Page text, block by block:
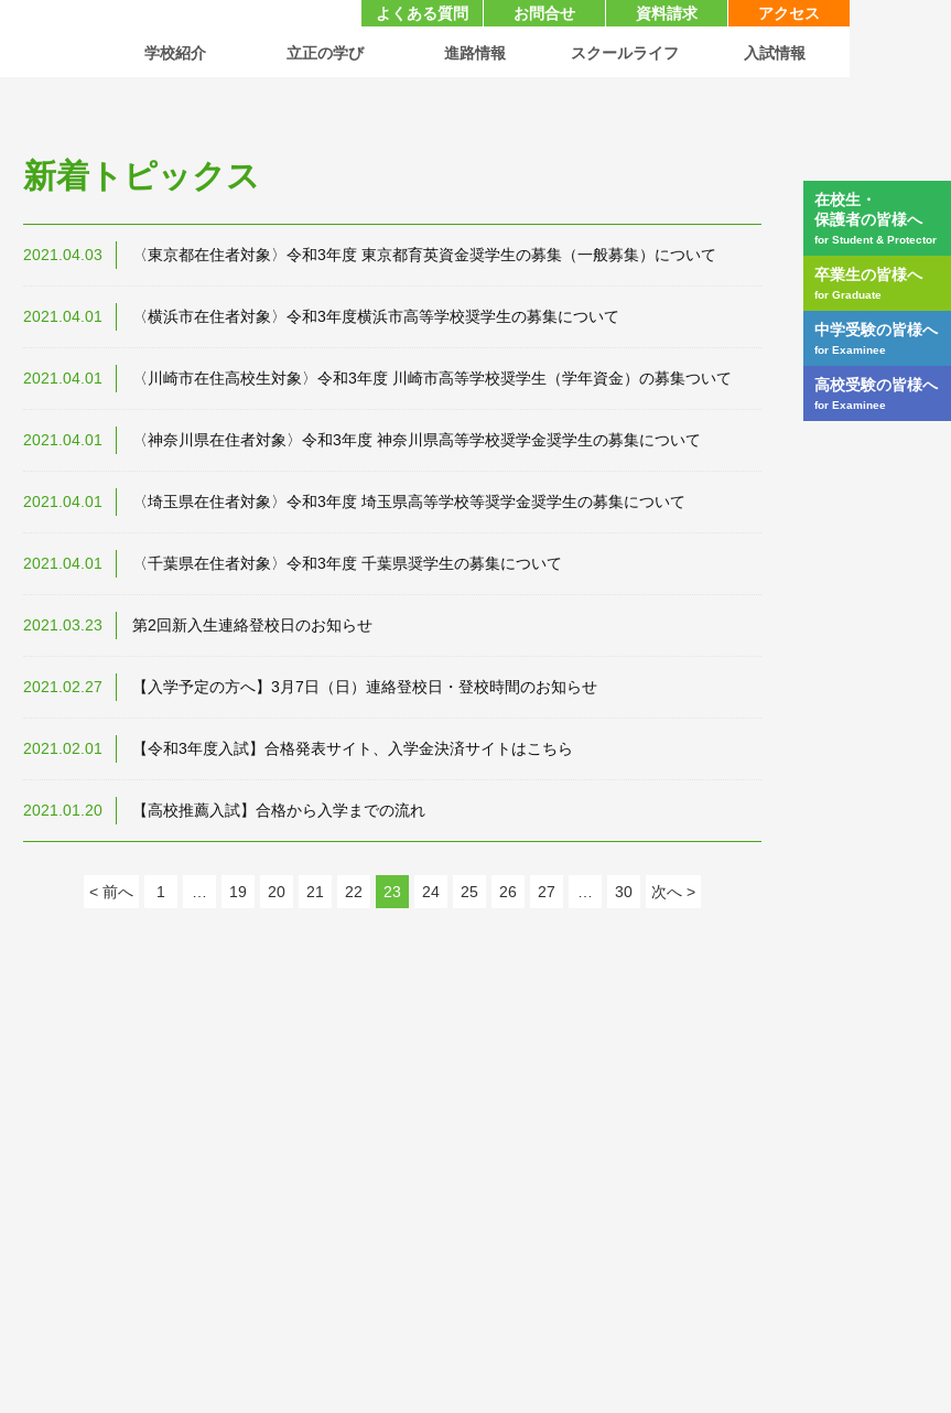
付属 立正中学校・高等学校
学校紹介 立正の学び 進路情報 スクールライフ 入試情報
よくある質問 お問合せ 資料請求 アクセス
新着トピックス
2021.04.03 〈東京都在住者対象〉令和3年度 東京都育英資金奨学生の募集（一般募集）について
2021.04.01 〈横浜市在住者対象〉令和3年度横浜市高等学校奨学生の募集について
2021.04.01 〈川崎市在住高校生対象〉令和3年度 川崎市高等学校奨学生（学年資金）の募集ついて
2021.04.01 〈神奈川県在住者対象〉令和3年度 神奈川県高等学校奨学金奨学生の募集について
2021.04.01 〈埼玉県在住者対象〉令和3年度 埼玉県高等学校等奨学金奨学生の募集について
2021.04.01 〈千葉県在住者対象〉令和3年度 千葉県奨学生の募集について
2021.03.23 第2回新入生連絡登校日のお知らせ
2021.02.27 【入学予定の方へ】3月7日（日）連絡登校日・登校時間のお知らせ
2021.02.01 【令和3年度入試】合格発表サイト、入学金決済サイトはこちら
2021.01.20 【高校推薦入試】合格から入学までの流れ
< 前へ 1 19 20 21 22 23 24 25 26 27 30 次へ >
在校生・
保護者の皆様へ
for Student & Protector
卒業生の皆様へ
for Graduate
中学受験の皆様へ
for Examinee
高校受験の皆様へ
for Examinee